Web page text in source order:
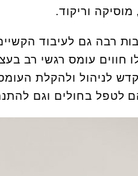
מוסיקה וריקוד.
רבה גם לעיבוד
חווים עומס רגשי רב
לניהול ולהקלת
לטפל בחולים וגם